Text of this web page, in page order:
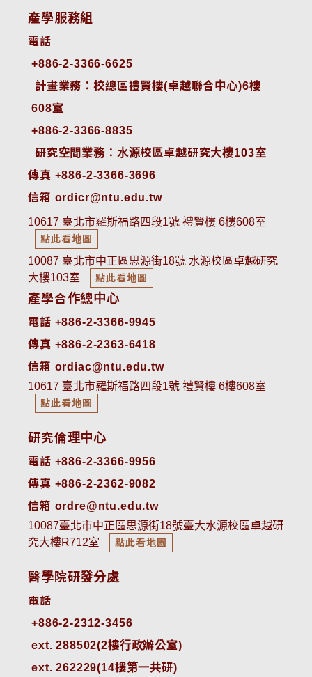
產學服務組
電話
+886-2-3366-6625
計畫業務：校總區禮賢樓(卓越聯合中心)6樓
608室
+886-2-3366-8835
研究空間業務：水源校區卓越研究大樓103室
傳真 +886-2-3366-3696
信箱 ordicr@ntu.edu.tw
10617 臺北市羅斯福路四段1號 禮賢樓 6樓608室
點此看地圖
10087 臺北市中正區思源街18號 水源校區卓越研究
大樓103室
點此看地圖
產學合作總中心
電話 +886-2-3366-9945
傳真 +886-2-2363-6418
信箱 ordiac@ntu.edu.tw
10617 臺北市羅斯福路四段1號 禮賢樓 6樓608室
點此看地圖
研究倫理中心
電話 +886-2-3366-9956
傳真 +886-2-2362-9082
信箱 ordre@ntu.edu.tw
10087臺北市中正區思源街18號臺大水源校區卓越研
究大樓R712室
點此看地圖
醫學院研發分處
電話
ext. 288502(2樓行政辦公室)
ext. 262229(14樓第一共研)